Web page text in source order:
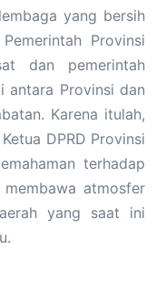
yang bersih
Provinsi
dan pemerintah
antara Provinsi dan
Karena itulah,
DPRD Provinsi
terhadap
atmosfer
yang saat ini